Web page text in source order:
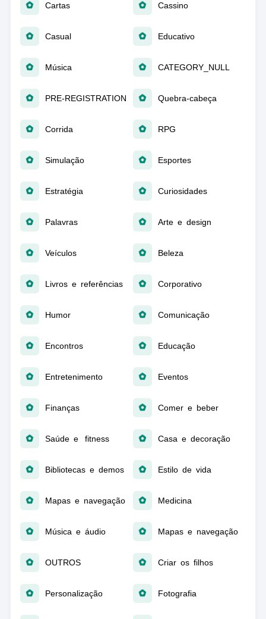
Cartas Cassino
Casual Educativo
Música CATEGORY_NULL
PRE-REGISTRATION Quebra-cabeça
Corrida RPG
Simulação Esportes
Estratégia Curiosidades
Palavras Arte e design
Veículos Beleza
Livros e referências Corporativo
Humor Comunicação
Encontros Educação
Entretenimento Eventos
Finanças Comer e beber
Saúde e fitness Casa e decoração
Bibliotecas e demos Estilo de vida
Mapas e navegação Medicina
Música e áudio Mapas e navegação
OUTROS Criar os filhos
Personalização Fotografia